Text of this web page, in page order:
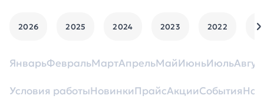
2026 2025 2024 2023 2022
ЯнварьФевральМартАпрельМайИюньИюль
Условия работыНовинкиПрайсАкцииСобытия